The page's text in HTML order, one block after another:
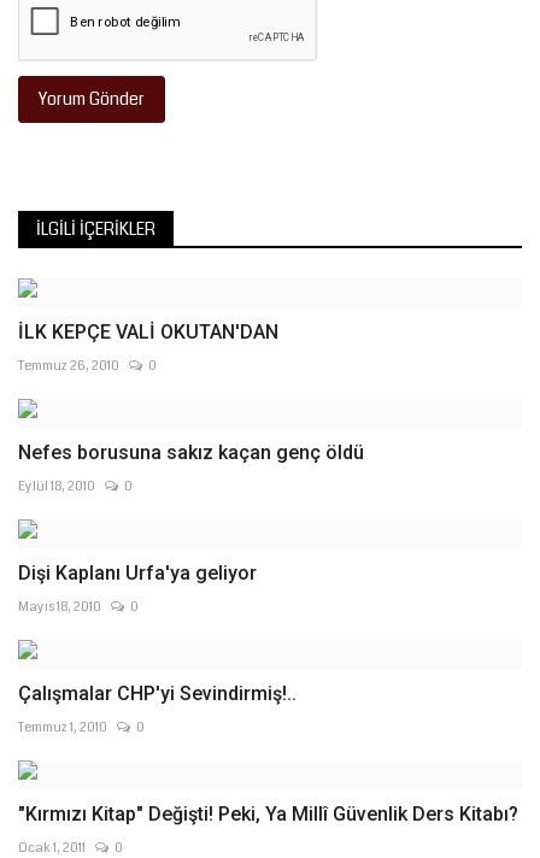
Yorum Gönder
İLGILI İÇERIKLER
İLK KEPÇE VALİ OKUTAN'DAN
Temmuz 26, 2010 0
Nefes borusuna sakız kaçan genç öldü
Eylül 18, 2010 0
Dişi Kaplanı Urfa'ya geliyor
Mayıs 18, 2010 0
Çalışmalar CHP'yi Sevindirmiş!..
Temmuz 1, 2010 0
"Kırmızı Kitap" Değişti! Peki, Ya Millî Güvenlik Ders Kitabı?
Ocak 1, 2011 0